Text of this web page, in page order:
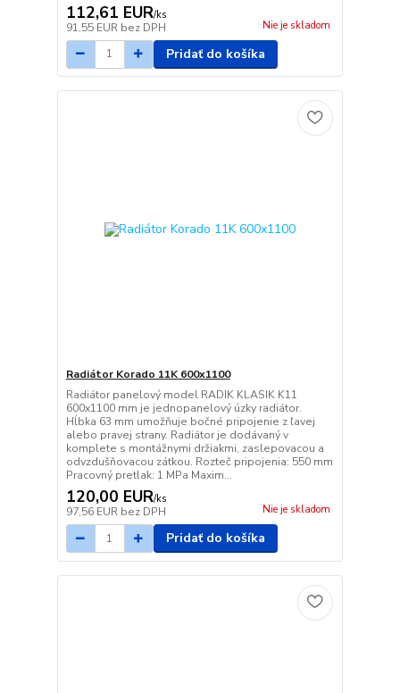
112,61 EUR/ks
91,55 EUR bez DPH Nie je skladom
Pridať do košíka
Radiátor Korado 11K 600x1100
Radiátor panelový model RADIK KLASIK K11
600x1100 mm je jednopanelový úzky radiátor.
Hĺbka 63 mm umožňuje bočné pripojenie z ľavej
alebo pravej strany. Radiátor je dodávaný v
komplete s montážnymi držiakmi, zaslepovacou a
odvzdušňovacou zátkou. Rozteč pripojenia: 550 mm
Pracovný pretlak: 1 MPa Maxim...
120,00 EUR/ks
97,56 EUR bez DPH Nie je skladom
Pridať do košíka